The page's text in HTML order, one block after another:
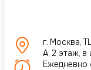
г. Москва,
А, 2 этаж, в
Ежедневно